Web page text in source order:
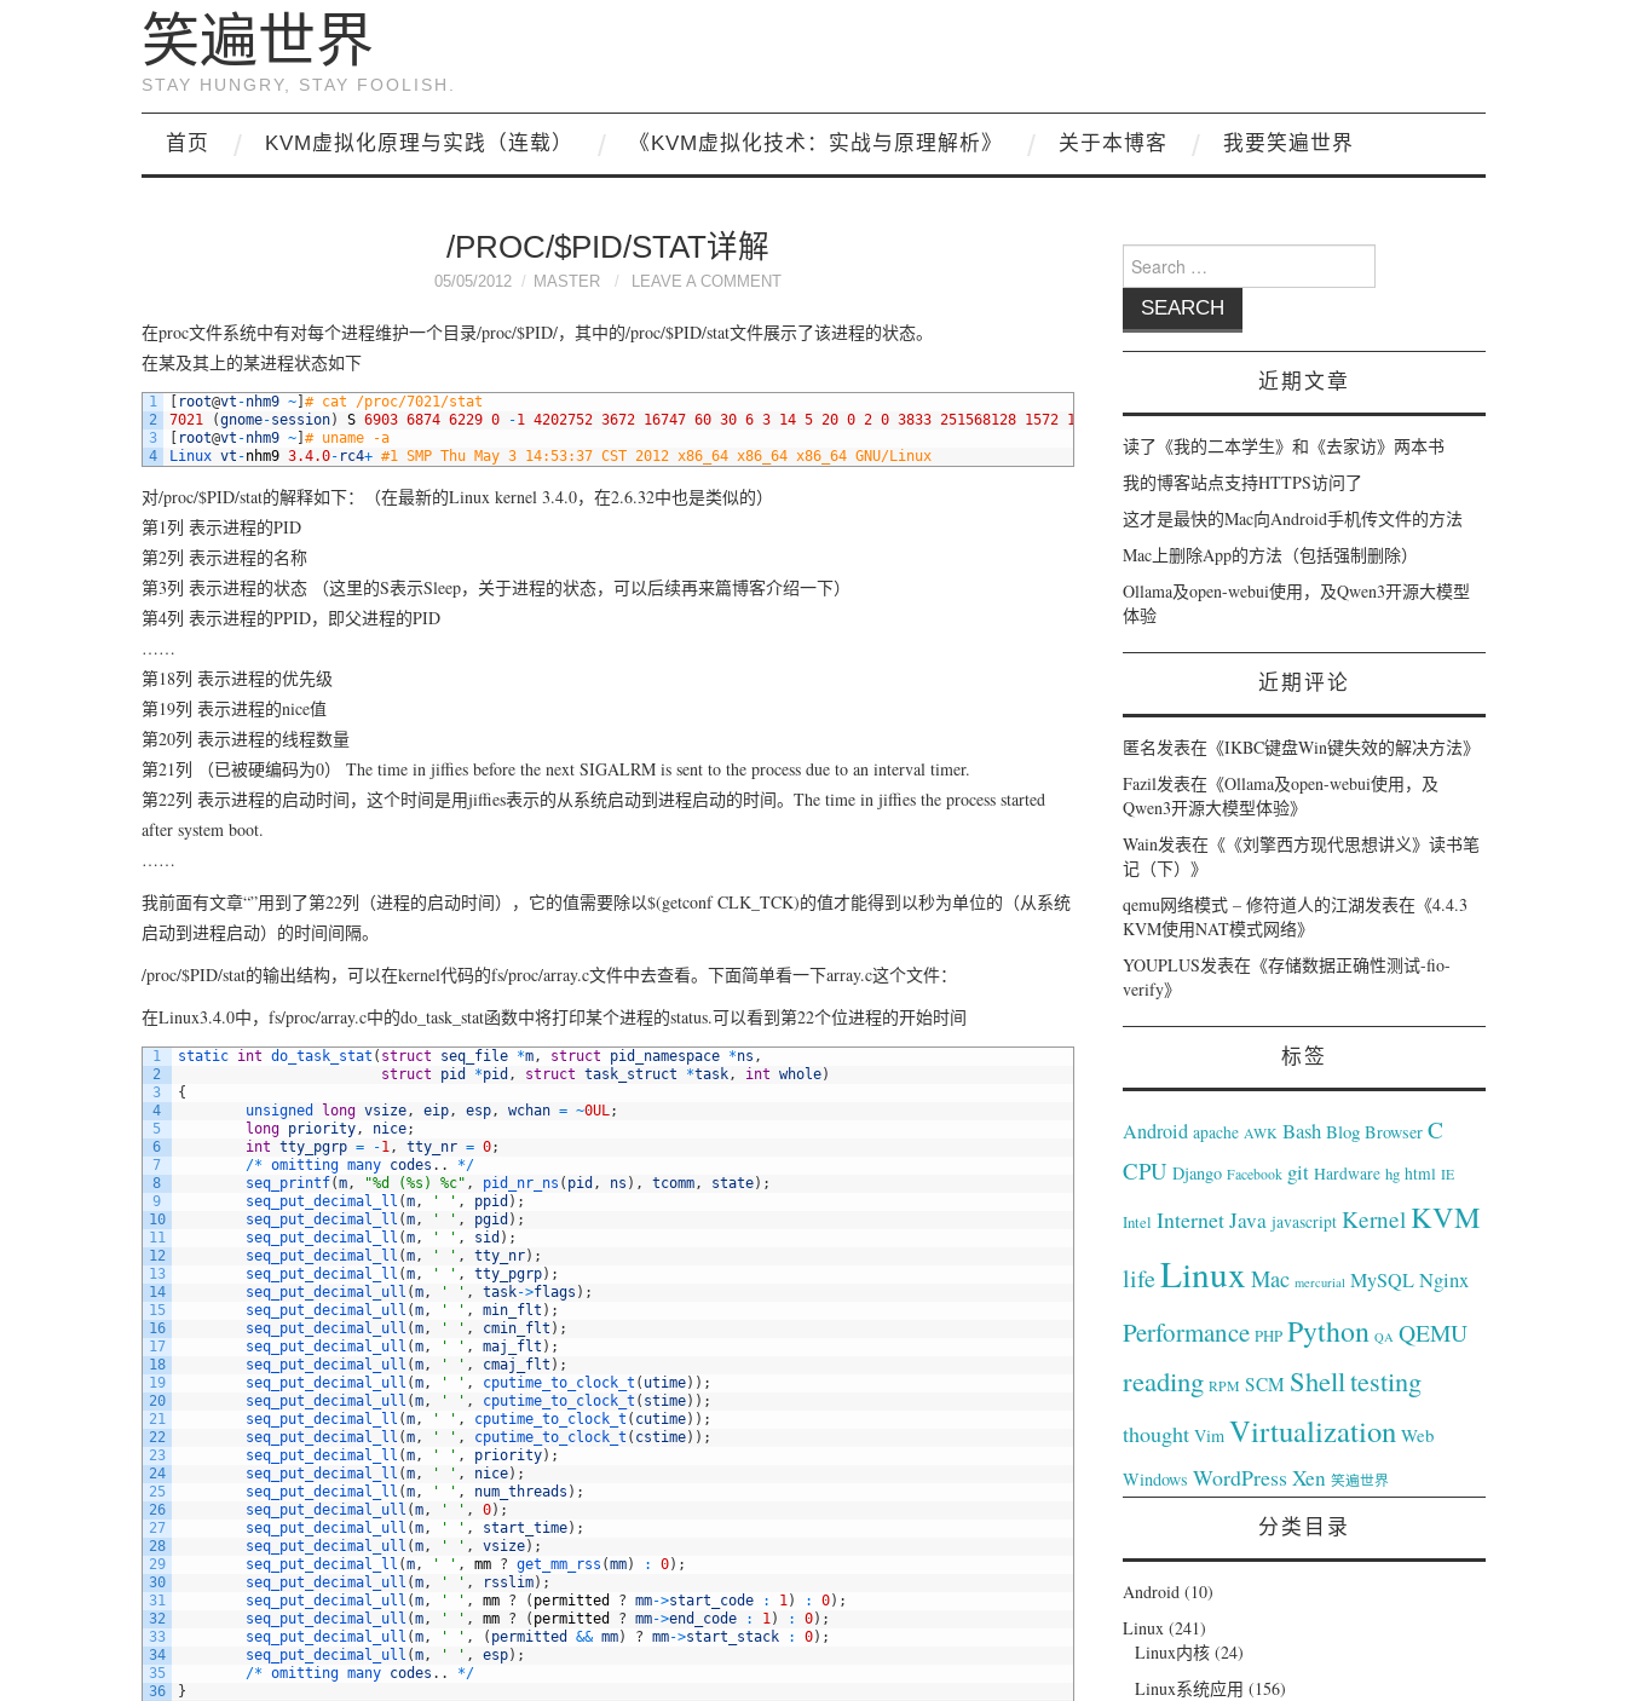
笑遍世界
STAY HUNGRY, STAY FOOLISH.
首页 KVM虚拟化原理与实践（连载） 《KVM虚拟化技术：实战与原理解析》 关于本博客 我要笑遍世界
/PROC/$PID/STAT详解
05/05/2012 MASTER LEAVE A COMMENT
在proc文件系统中有对每个进程维护一个目录/proc/$PID/，其中的/proc/$PID/stat文件展示了该进程的状态。
在某及其上的某进程状态如下
1
2
3
4
[ root@vt -nhm9 ~] # cat /proc/7021/stat
7021
(gnome-session) S 6903 6874 6229 0 -1 4202752 3672 16747 60 30 6 3 14 5 20 0 2 0 3833 251568128 1572 18446744073709551615 4194304 4411596 140734229412352
[ root@vt -nhm9 ~] # uname -a
Linux vt -nhm9 3.4.0- rc4+ #1 SMP Thu May 3 14:53:37 CST 2012 x86_64 x86_64 x86_64 GNU/Linux
对/proc/$PID/stat的解释如下：（在最新的Linux kernel 3.4.0，在2.6.32中也是类似的）
第1列 表示进程的PID
第2列 表示进程的名称
第3列 表示进程的状态 （这里的S表示Sleep，关于进程的状态，可以后续再来篇博客介绍一下）
第4列 表示进程的PPID，即父进程的PID
……
第18列 表示进程的优先级
第19列 表示进程的nice值
第20列 表示进程的线程数量
第21列 （已被硬编码为0） The time in jiffies before the next SIGALRM is sent to the process due to an interval timer.
第22列 表示进程的启动时间，这个时间是用jiffies表示的从系统启动到进程启动的时间。The time in jiffies the process started
after system boot.
……
我前面有文章“”用到了第22列（进程的启动时间），它的值需要除以$(getconf CLK_TCK)的值才能得到以秒为单位的（从系统
启动到进程启动）的时间间隔。
/proc/$PID/stat的输出结构，可以在kernel代码的fs/proc/array.c文件中去查看。下面简单看一下array.c这个文件：
在Linux3.4.0中，fs/proc/array.c中的do_task_stat函数中将打印某个进程的status.可以看到第22个位进程的开始时间
1
2
3
4
5
6
7
8
9
10
11
12
13
14
15
16
17
18
19
20
21
22
23
24
25
26
27
28
29
30
31
32
33
34
35
36
static int do_task_stat ( struct seq_file *m, struct pid_namespace *ns ,
struct
pid *pid , struct task_struct *task, int whole)
{
unsigned
long vsize, eip, esp, wchan = ~0UL ;
long
priority, nice;
int tty_pgrp = -1 , tty_nr = 0;
/* omitting many codes . . */
seq_printf(m, "%d (%s) %c" , pid_nr_ns ( pid , ns ) , tcomm, state) ;
seq_put_decimal_ll (m, ' ' , ppid ) ;
seq_put_decimal_ll (m, ' ' , pgid ) ;
seq_put_decimal_ll (m, ' ' , sid ) ;
seq_put_decimal_ll (m, ' ' , tty_nr) ;
seq_put_decimal_ll (m, ' ' , tty_pgrp) ;
seq_put_decimal_ull (m, ' ' , task->flags ) ;
seq_put_decimal_ull (m, ' ' , min_flt ) ;
seq_put_decimal_ull (m, ' ' , cmin_flt ) ;
seq_put_decimal_ull (m, ' ' , maj_flt ) ;
seq_put_decimal_ull (m, ' ' , cmaj_flt ) ;
seq_put_decimal_ull (m, ' ' , cputime_to_clock_t ( utime) ) ;
seq_put_decimal_ull (m, ' ' , cputime_to_clock_t ( stime) ) ;
seq_put_decimal_ll (m, ' ' , cputime_to_clock_t ( cutime) ) ;
seq_put_decimal_ll (m, ' ' , cputime_to_clock_t ( cstime) ) ;
seq_put_decimal_ll (m, ' ' , priority) ;
seq_put_decimal_ll (m, ' ' , nice) ;
seq_put_decimal_ll (m, ' ' , num_threads ) ;
seq_put_decimal_ull (m, ' ' , 0) ;
seq_put_decimal_ull (m, ' ' , start_time) ;
seq_put_decimal_ull (m, ' ' , vsize) ;
seq_put_decimal_ll (m, ' ' , mm ? get_mm_rss (mm) : 0) ;
seq_put_decimal_ull (m, ' ' , rsslim) ;
seq_put_decimal_ull (m, ' ' , mm ? ( permitted ? mm->start_code : 1 ) : 0) ;
seq_put_decimal_ull (m, ' ' , mm ? ( permitted ? mm->end_code : 1 ) : 0) ;
seq_put_decimal_ull (m, ' ' , ( permitted && mm) ? mm->start_stack : 0) ;
seq_put_decimal_ull (m, ' ' , esp) ;
/* omitting many codes . . */
}
Search for:
近期文章
读了《我的二本学生》和《去家访》两本书
我的博客站点支持HTTPS访问了
这才是最快的Mac向Android手机传文件的方法
Mac上删除App的方法（包括强制删除）
Ollama及open-webui使用，及Qwen3开源大模型
体验
近期评论
匿名发表在《IKBC键盘Win键失效的解决方法》
Fazil发表在《Ollama及open-webui使用，及
Qwen3开源大模型体验》
Wain发表在《《刘擎西方现代思想讲义》读书笔
记（下） 》
qemu网络模式 – 修符道人的江湖发表在《4.4.3
KVM使用NAT模式网络》
YOUPLUS发表在《存储数据正确性测试-fio-
verify》
标签
Android apache AWK Bash Blog Browser C
CPU Django Facebook git Hardware hg html IE
Intel InternetJava javascript Kernel KVM
lifeLinux Mac mercurial MySQL Nginx
Performance PHP Python QA QEMU
reading RPM SCM Shelltesting
thought Vim Virtualization Web
Windows WordPress Xen 笑遍世界
分类目录
Android(10)
Linux(241)
Linux内核(24)
Linux系统应用 (156)